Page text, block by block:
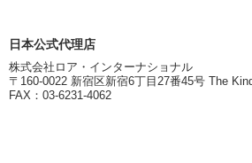
日本公式代理店
株式会社ロア・インターナショナル
〒160-0022 新宿区新宿6丁目27番45号 The
FAX：03-6231-4062